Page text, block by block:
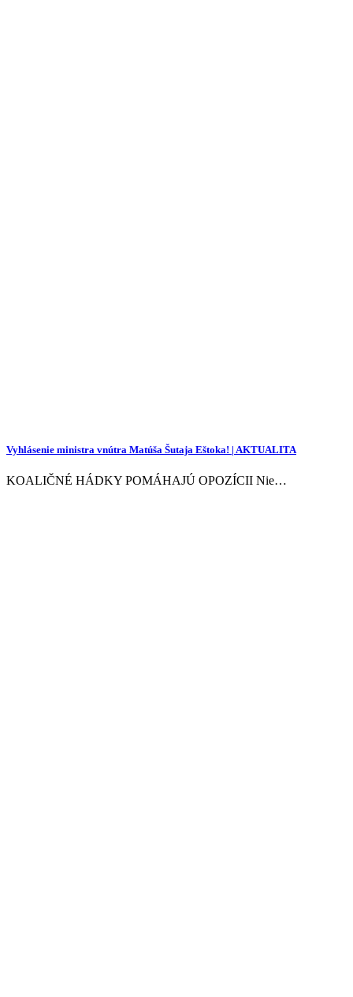
Vyhlásenie ministra vnútra Matúša Šutaja Eštoka! | AKTUALITA
KOALIČNÉ HÁDKY POMÁHAJÚ OPOZÍCII Nie…